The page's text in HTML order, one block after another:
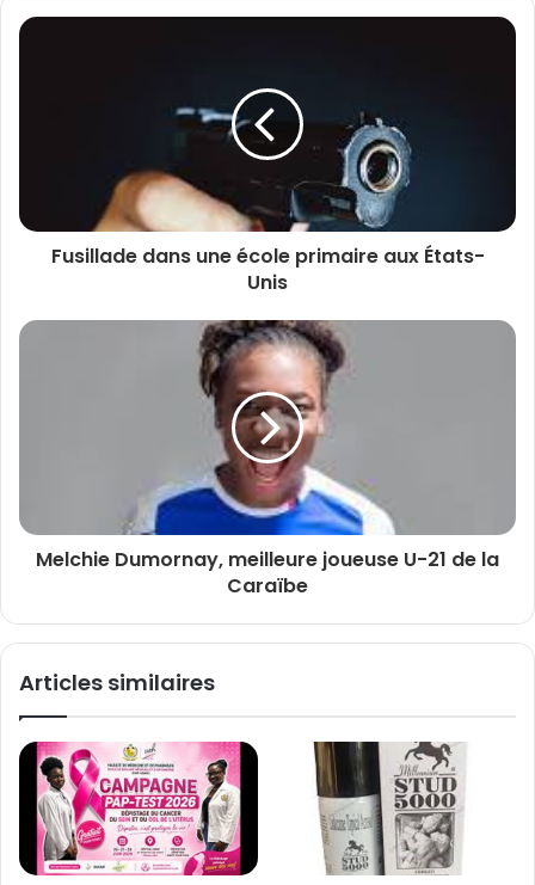
Fusillade dans une école primaire aux États-
Unis
Melchie Dumornay, meilleure joueuse U-21 de la
Caraïbe
Articles similaires